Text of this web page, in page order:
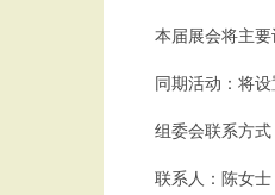
本届展会将主要设
同期活动：将设
组委会联系方式
联系人：陈女士